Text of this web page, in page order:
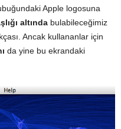
Apple logosuna
altında bulabileceğimiz
Ancak kullananlar için
da yine bu ekrandaki